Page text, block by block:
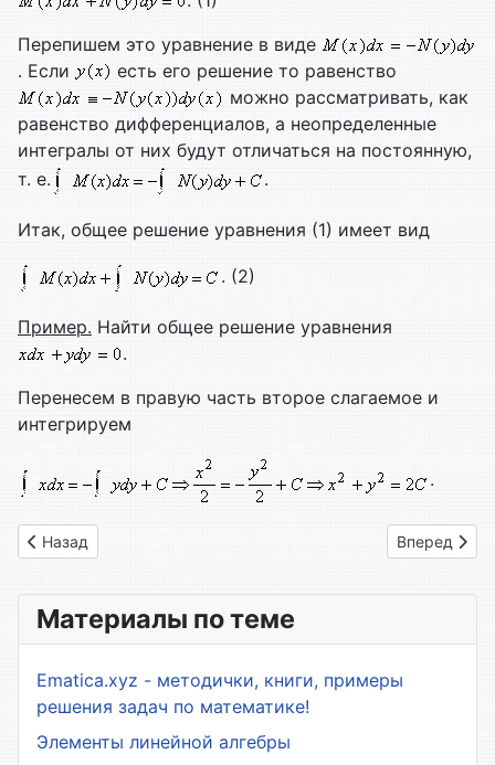
Перепишем это уравнение в виде
. Если
есть его решение то равенство
можно рассматривать, как
равенство дифференциалов, а неопределенные
интегралы от них будут отличаться на постоянную,
т. е.
.
Итак, общее решение уравнения (1) имеет вид
. (2)
Пример. Найти общее решение уравнения
.
Перенесем в правую часть второе слагаемое и
интегрируем
.
Предыдущий: 2.03. Формы записи дифференциальных
Назад Следующий:
Вперед
Материалы по теме
Ematica.xyz - методички, книги, примеры
решения задач по математике!
Элементы линейной алгебры